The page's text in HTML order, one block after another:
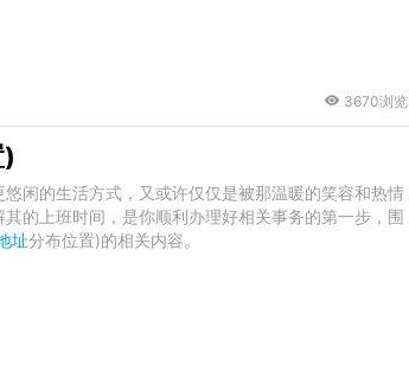
3670浏览
闲的生活方式，又或许仅仅是被那温暖的笑容和热情
的上班时间，是你顺利办理好相关事务的第一步，围
址分布位置)的相关内容。